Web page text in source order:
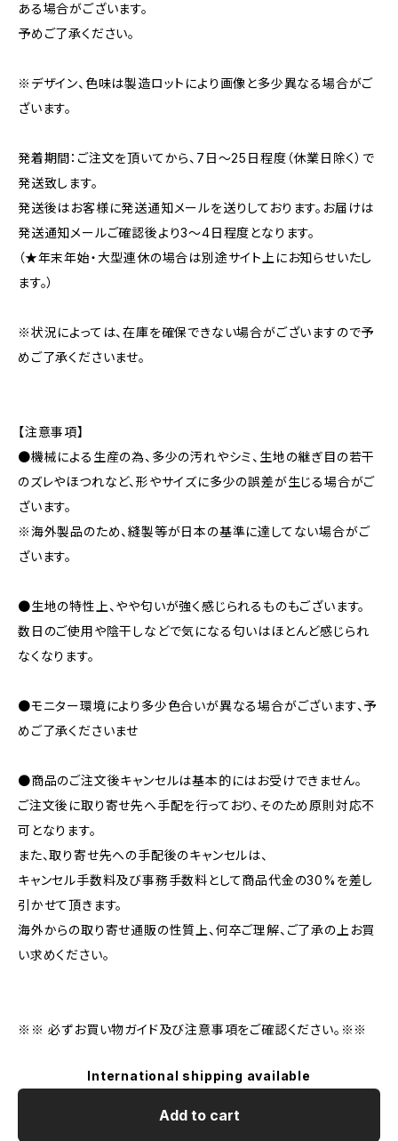
ある場合がございます。
予めご了承ください。
※デザイン、色味は製造ロットにより画像と多少異なる場合がご
ざいます。
発着期間：ご注文を頂いてから、7日〜25日程度（休業日除く）で
発送致します。
発送後はお客様に発送通知メールを送りしております。お届けは
発送通知メールご確認後より3〜4日程度となります。
（★年末年始・大型連休の場合は別途サイト上にお知らせいたし
ます。）
※状況によっては、在庫を確保できない場合がございますので予
めご了承くださいませ。
【注意事項】
●機械による生産の為、多少の汚れやシミ、生地の継ぎ目の若干
のズレやほつれなど、形やサイズに多少の誤差が生じる場合がご
ざいます。
※海外製品のため、縫製等が日本の基準に達してない場合がご
ざいます。
●生地の特性上、やや匂いが強く感じられるものもございます。
数日のご使用や陰干しなどで気になる匂いはほとんど感じられ
なくなります。
●モニター環境により多少色合いが異なる場合がございます、予
めご了承くださいませ
●商品のご注文後キャンセルは基本的にはお受けできません。
ご注文後に取り寄せ先へ手配を行っており、そのため原則対応不
可となります。
また、取り寄せ先への手配後のキャンセルは、
キャンセル手数料及び事務手数料として商品代金の30%を差し
引かせて頂きます。
海外からの取り寄せ通販の性質上、何卒ご理解、ご了承の上お買
い求めください。
※※ 必ずお買い物ガイド及び注意事項をご確認ください。※※
International shipping available
Add to cart